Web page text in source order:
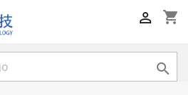
shopping_cart

